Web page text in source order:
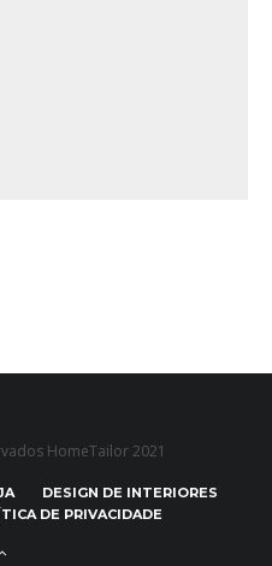
HomeTailor 2021
DESIGN DE INTERIORES
DE PRIVACIDADE